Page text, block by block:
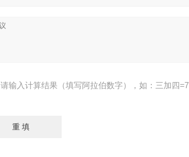
请输入计算结果（填写阿拉伯数字），如：三加四=7